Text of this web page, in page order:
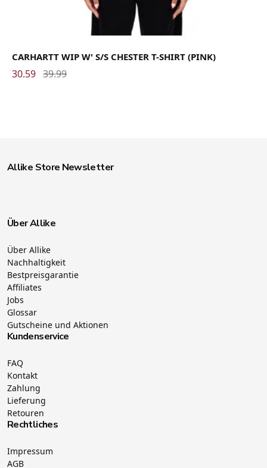
CARHARTT WIP W' S/S CHESTER T-SHIRT (PINK)
30.59 39.99
Allike Store Newsletter
Über Allike
Über Allike
Nachhaltigkeit
Bestpreisgarantie
Affiliates
Jobs
Glossar
Gutscheine und Aktionen
Kundenservice
FAQ
Kontakt
Zahlung
Lieferung
Retouren
Rechtliches
Impressum
AGB